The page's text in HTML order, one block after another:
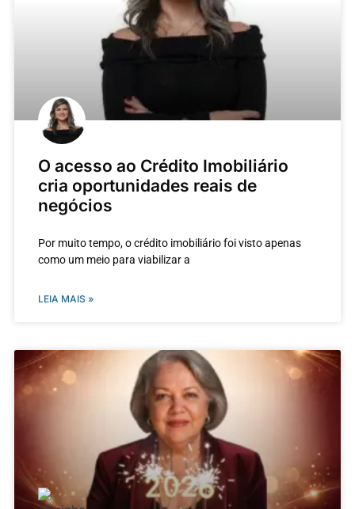
O acesso ao Crédito Imobiliário
cria oportunidades reais de
negócios
Por muito tempo, o crédito imobiliário foi visto apenas
como um meio para viabilizar a
LEIA MAIS »